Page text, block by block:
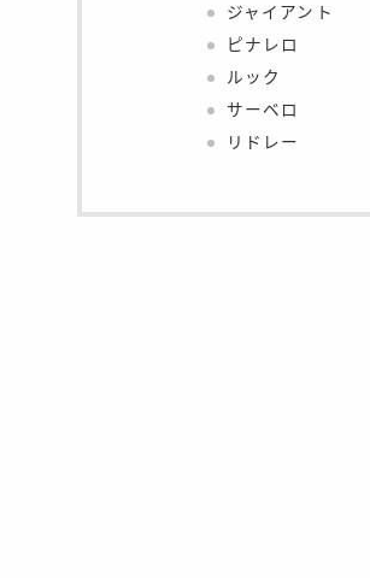
ジャイアント
ピナレロ
ルック
サーベロ
リドレー